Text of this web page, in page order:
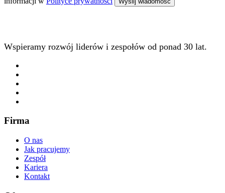
Wspieramy rozwój liderów i zespołów od ponad 30 lat.
Firma
O nas
Jak pracujemy
Zespół
Kariera
Kontakt